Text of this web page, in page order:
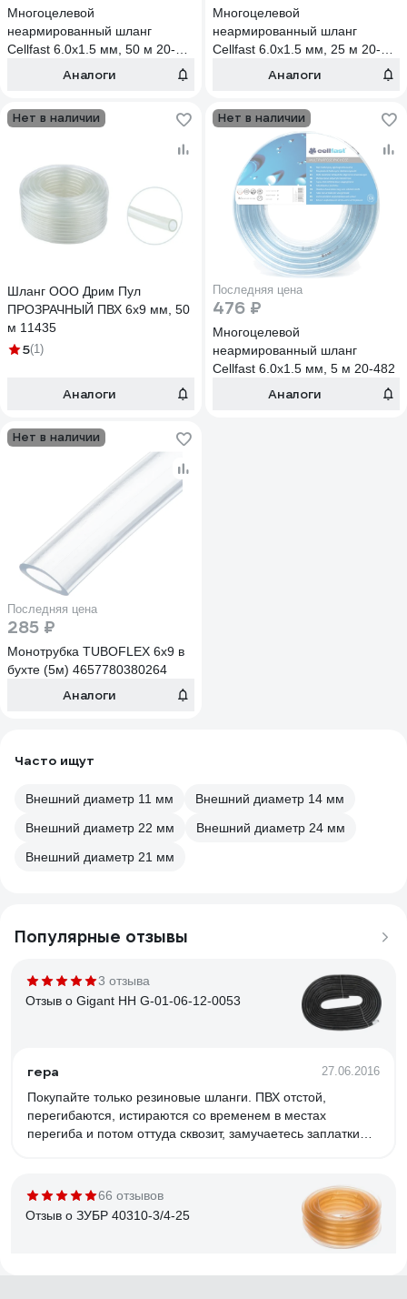
Многоцелевой
неармированный шланг
Cellfast 6.0х1.5 мм, 50 м 20-
Аналоги
Многоцелевой
неармированный шланг
Cellfast 6.0х1.5 мм, 25 м 20-
Аналоги
Нет в наличии
Шланг ООО Дрим Пул
ПРОЗРАЧНЫЙ ПВХ 6x9 мм, 50
м 11435
5(1)
Аналоги
Нет в наличии
Последняя цена
476 ₽
Многоцелевой
неармированный шланг
Cellfast 6.0х1.5 мм, 5 м 20-482
Аналоги
Нет в наличии
Последняя цена
285 ₽
Монотрубка TUBOFLEX 6х9 в
бухте (5м) 4657780380264
Аналоги
Часто ищут
Внешний диаметр 11 мм
Внешний диаметр 14 мм
Внешний диаметр 22 мм
Внешний диаметр 24 мм
Внешний диаметр 21 мм
Популярные отзывы
3 отзыва
Отзыв о Gigant НН G-01-06-12-0053
гера 27.06.2016
Покупайте только резиновые шланги. ПВХ отстой,
перегибаются, истираются со временем в местах
перегиба и потом оттуда сквозит, замучаетесь заплатки
66 отзывов
Отзыв о ЗУБР 40310-3/4-25